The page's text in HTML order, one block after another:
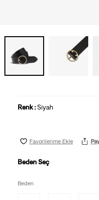
Renk :Siyah
Favorilerime Ekle
Beden Seç
Beden